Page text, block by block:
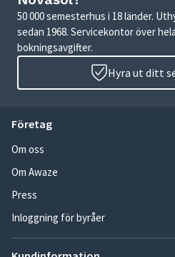
50 000 semesterhus i 18 länder.
sedan 1968. Servicekontor över
bokningsavgifter.
Hyra ut ditt
Företag
Om oss
Om Awaze
Press
Inloggning för byråer